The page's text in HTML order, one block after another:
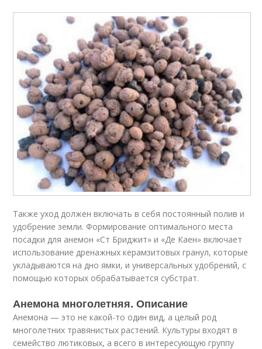
Также уход должен включать в себя постоянный полив и
удобрение земли. Формирование оптимального места
посадки для анемон «Ст Бриджит» и «Де Каен» включает
использование дренажных керамзитовых гранул, которые
укладываются на дно ямки, и универсальных удобрений, с
помощью которых обрабатывается субстрат.
Анемона многолетняя. Описание
Анемона — это не какой-то один вид, а целый род
многолетних травянистых растений. Культуры входят в
семейство лютиковых, а всего в интересующую группу